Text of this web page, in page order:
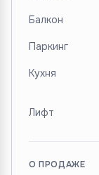
Балкон
Паркинг
Кухня
Лифт
О ПРОДАЖЕ